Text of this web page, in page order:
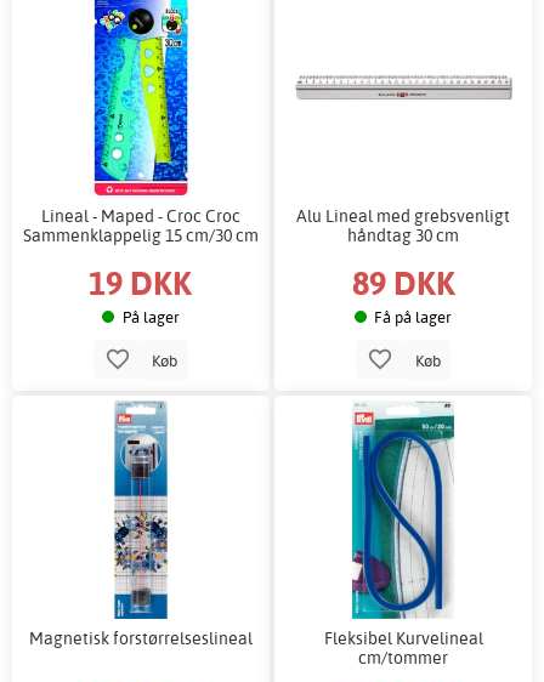
Lineal - Maped - Croc Croc
Sammenklappelig 15 cm/30 cm
19 DKK
På lager
Køb
Alu Lineal med grebsvenligt
håndtag 30 cm
89 DKK
Få på lager
Køb
Magnetisk forstørrelseslineal
Fleksibel Kurvelineal
cm/tommer